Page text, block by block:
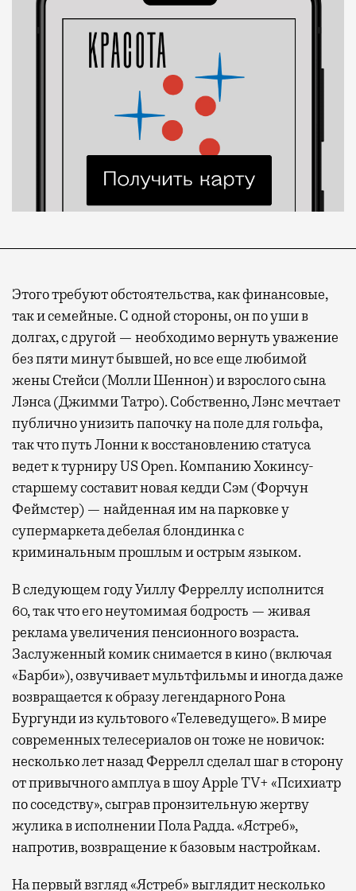
Этого требуют обстоятельства, как финансовые,
так и семейные. С одной стороны, он по уши в
долгах, с другой — необходимо вернуть уважение
без пяти минут бывшей, но все еще любимой
жены Стейси (Молли Шеннон) и взрослого сына
Лэнса (Джимми Татро). Собственно, Лэнс мечтает
публично унизить папочку на поле для гольфа,
так что путь Лонни к восстановлению статуса
ведет к турниру US Open. Компанию Хокинсу-
старшему составит новая кедди Сэм (Форчун
Феймстер) — найденная им на парковке у
супермаркета дебелая блондинка с
криминальным прошлым и острым языком.
В следующем году Уиллу Ферреллу исполнится
60, так что его неутомимая бодрость — живая
реклама увеличения пенсионного возраста.
Заслуженный комик снимается в кино (включая
«Барби»), озвучивает мультфильмы и иногда даже
возвращается к образу легендарного Рона
Бургунди из культового «Телеведущего». В мире
современных телесериалов он тоже не новичок:
несколько лет назад Феррелл сделал шаг в сторону
от привычного амплуа в шоу Apple TV+ «Психиатр
по соседству», сыграв пронзительную жертву
жулика в исполнении Пола Радда. «Ястреб»,
напротив, возвращение к базовым настройкам.
На первый взгляд «Ястреб» выглядит несколько